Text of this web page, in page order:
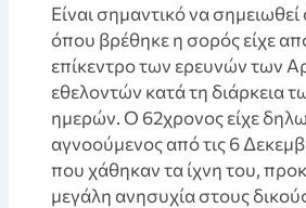
Είναι σημαντικό να σημειωθεί
όπου βρέθηκε η σορός είχε
επίκεντρο των ερευνών των
εθελοντών κατά τη διάρκεια
ημερών. Ο 62χρονος είχε
αγνοούμενος από τις 6
που χάθηκαν τα ίχνη του,
μεγάλη ανησυχία στους